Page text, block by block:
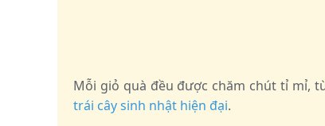
Mỗi giỏ quà đều được chăm chút tỉ mỉ,
trái cây sinh nhật hiện đại.